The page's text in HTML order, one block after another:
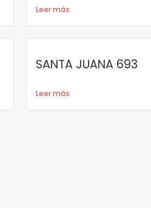
Leer más
SANTA JUANA 693
Leer más